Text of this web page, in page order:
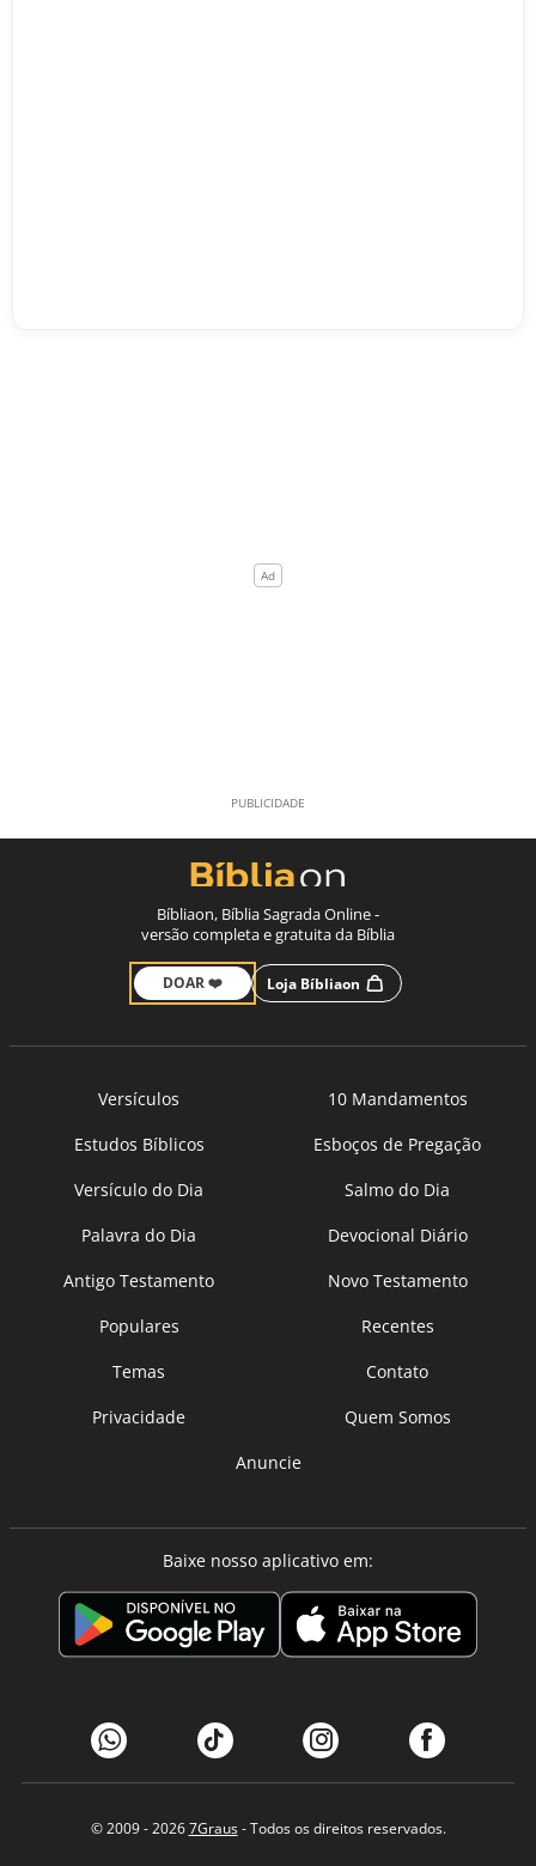
Bíbliaon, Bíblia Sagrada Online -
versão completa e gratuita da Bíblia
DOAR ❤️ Loja Bíbliaon
Versículos
10 Mandamentos
Estudos Bíblicos
Esboços de Pregação
Versículo do Dia
Salmo do Dia
Palavra do Dia
Devocional Diário
Antigo Testamento
Novo Testamento
Populares
Recentes
Temas
Contato
Privacidade
Quem Somos
Anuncie
Baixe nosso aplicativo em:
© 2009 - 20267Graus- Todos os direitos reservados.